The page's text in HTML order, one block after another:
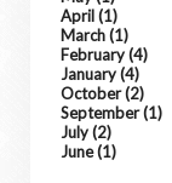
April(1)
March(1)
February(4)
January(4)
October(2)
September(1)
July(2)
June(1)